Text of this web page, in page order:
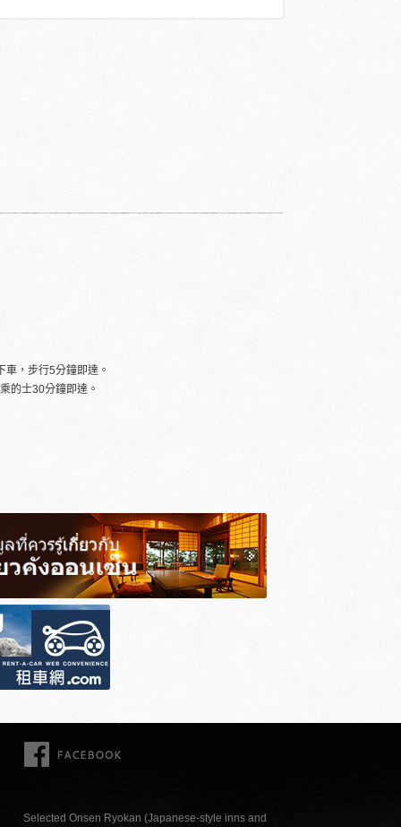
，步行5分鐘即達。
的士30分鐘即達。
Selected Onsen Ryokan (Japanese-style inns and